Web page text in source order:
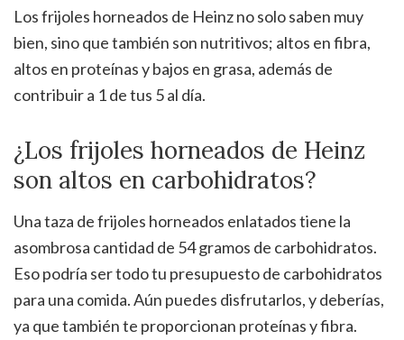
Los frijoles horneados de Heinz no solo saben muy
bien, sino que también son nutritivos; altos en fibra,
altos en proteínas y bajos en grasa, además de
contribuir a 1 de tus 5 al día.
¿Los frijoles horneados de Heinz
son altos en carbohidratos?
Una taza de frijoles horneados enlatados tiene la
asombrosa cantidad de 54 gramos de carbohidratos.
Eso podría ser todo tu presupuesto de carbohidratos
para una comida. Aún puedes disfrutarlos, y deberías,
ya que también te proporcionan proteínas y fibra.